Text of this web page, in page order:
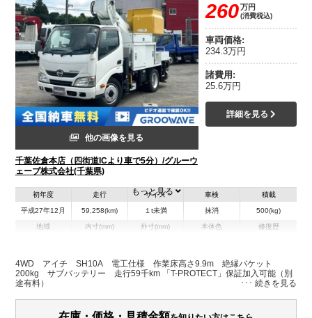
他の画像を見る
千葉佐倉本店（四街道ICより車で5分）/グルーウ
ェーブ株式会社(千葉県)
260万円
(消費税込)
車両価格:
234.3万円
諸費用:
25.6万円
詳細を見る
初年度
平成27年12月
走行
59,258(km)
サイズ
１t未満
車検
抹消
積載
500(kg)
地域 内寸(mm) 外寸(mm)
H:2,750
本体色 修復歴
もっと見る
4WD アイチ SH10A 電工仕様 作業床高さ9.9m 絶縁バケット
200kg サブバッテリー 走行59千km 「T-PROTECT」保証加入可能（別
途有料）